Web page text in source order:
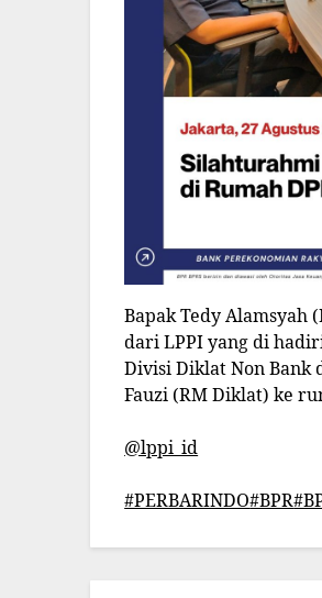
Bapak Tedy
dari LPPI yang di
Divisi Diklat Non Bank
Fauzi (RM Diklat) ke
@lppi_id
#PERBARINDO#BPR